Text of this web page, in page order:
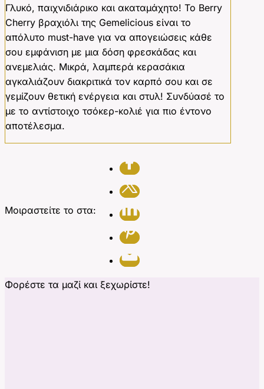
Γλυκό, παιχνιδιάρικο και ακαταμάχητο! Το Berry
Cherry βραχιόλι της Gemelicious είναι το
απόλυτο must-have για να απογειώσεις κάθε
σου εμφάνιση με μια δόση φρεσκάδας και
ανεμελιάς. Μικρά, λαμπερά κερασάκια
αγκαλιάζουν διακριτικά τον καρπό σου και σε
γεμίζουν θετική ενέργεια και στυλ! Συνδύασέ το
με το αντίστοιχο τσόκερ-κολιέ για πιο έντονο
αποτέλεσμα.
Μοιραστείτε το στα:
Φορέστε τα μαζί και ξεχωρίστε!